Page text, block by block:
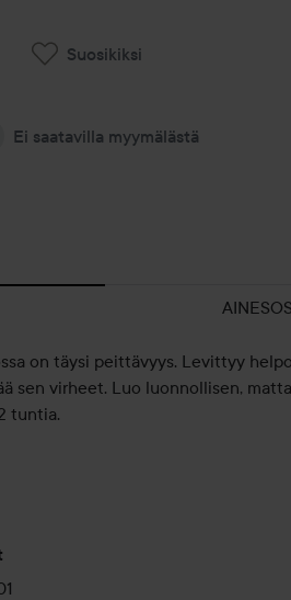
Suosikiksi
Ei saatavilla myymälästä
on täysi peittävyys. Levittyy
sen virheet. Luo luonnollisen,
tuntia.